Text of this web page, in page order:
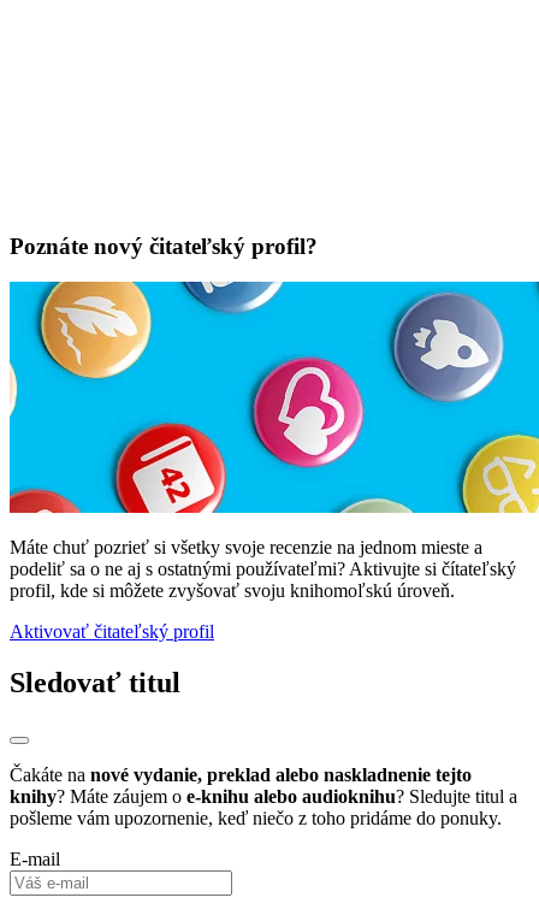
Poznáte nový čitateľský profil?
Máte chuť pozrieť si všetky svoje recenzie na jednom mieste a
podeliť sa o ne aj s ostatnými používateľmi? Aktivujte si čítateľský
profil, kde si môžete zvyšovať svoju knihomoľskú úroveň.
Aktivovať čitateľský profil
Sledovať titul
Čakáte na nové vydanie, preklad alebo naskladnenie tejto
knihy? Máte záujem o e-knihu alebo audioknihu? Sledujte titul a
pošleme vám upozornenie, keď niečo z toho pridáme do ponuky.
E-mail